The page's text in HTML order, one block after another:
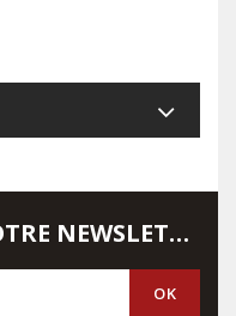
INSCRIVEZ-VOUS À NOTRE NEWSLETTER